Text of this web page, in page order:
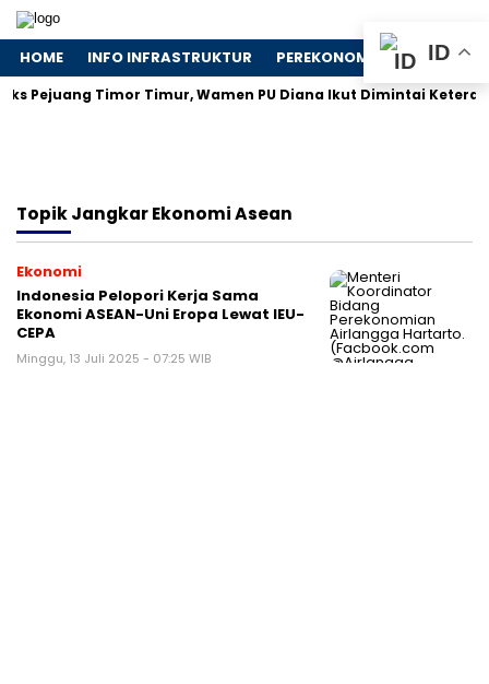
HOME INFO INFRASTRUKTUR PEREKONOMIAN
Pejuang Timor Timur, Wamen PU Diana Ikut Dimintai
TopikJangkar Ekonomi Asean
Ekonomi
Indonesia Pelopori Kerja Sama
Ekonomi ASEAN-Uni Eropa Lewat IEU-
CEPA
Minggu, 13 Juli 2025 - 07:25 WIB
ID